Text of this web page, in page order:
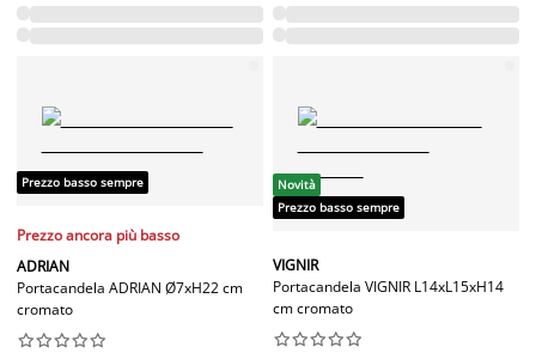
Prezzo basso sempre
Prezzo ancora più basso
ADRIAN
Portacandela ADRIAN Ø7xH22 cm
cromato






Novità
Prezzo basso sempre
VIGNIR
Portacandela VIGNIR L14xL15xH14
cm cromato





